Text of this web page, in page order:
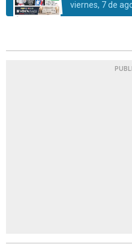
viernes, 7 de